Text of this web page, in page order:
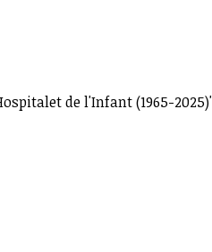
de l'Infant (1965-2025)'